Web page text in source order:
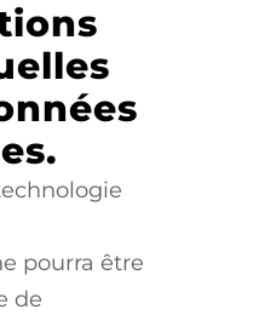
pourra être
de